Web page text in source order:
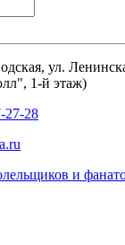
ул.
1-й этаж)
27-28